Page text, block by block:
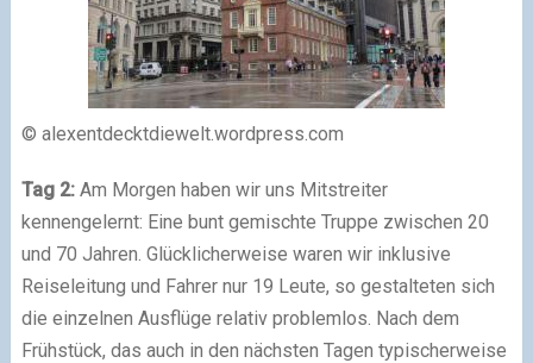
© alexentdecktdiewelt.wordpress.com
Tag 2:Am Morgen haben wir uns Mitstreiter
kennengelernt: Eine bunt gemischte Truppe zwischen 20
und 70 Jahren. Glücklicherweise waren wir inklusive
Reiseleitung und Fahrer nur 19 Leute, so gestalteten sich
die einzelnen Ausflüge relativ problemlos. Nach dem
Frühstück, das auch in den nächsten Tagen typischerweise